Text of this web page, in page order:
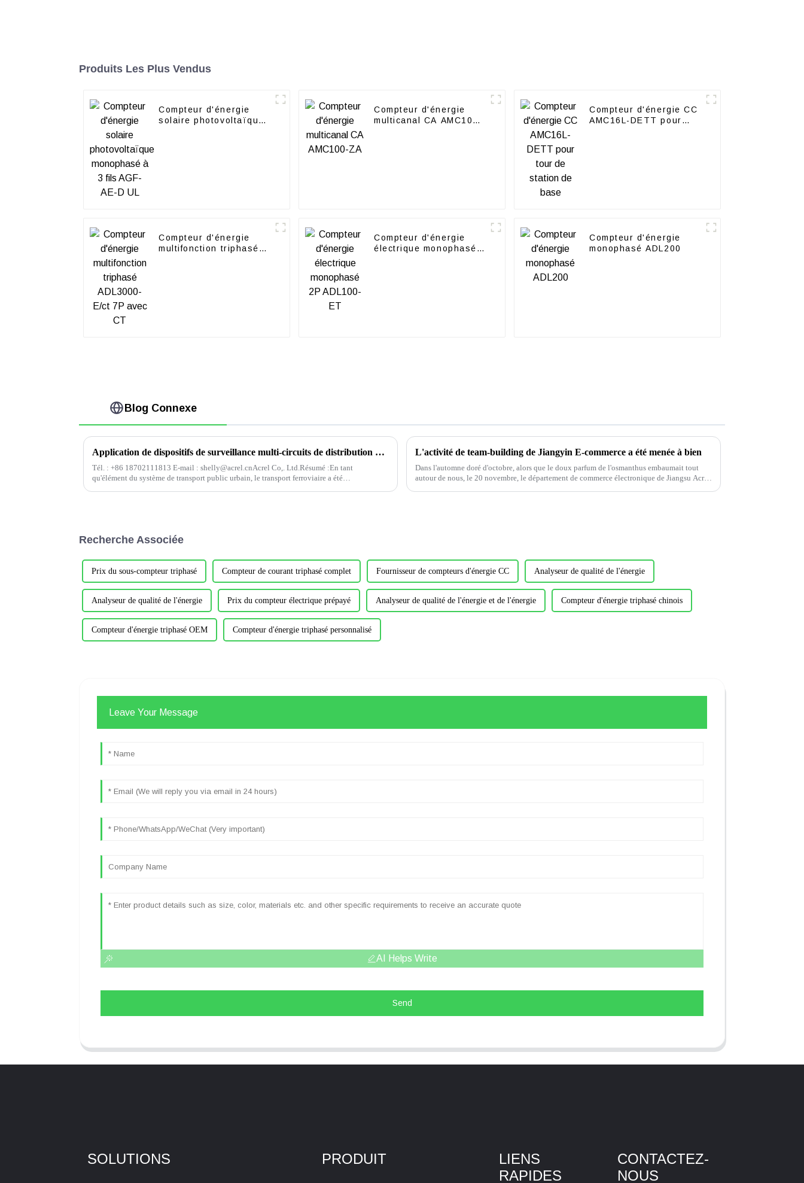
Produits Les Plus Vendus
Compteur d'énergie
solaire photovoltaïque
Compteur d'énergie
multicanal CA AMC100-
Compteur d'énergie CC
AMC16L-DETT pour
Compteur d'énergie
multifonction triphasé
Compteur d'énergie
électrique monophasé
Compteur d'énergie
monophasé ADL200
Blog Connexe
Application de dispositifs de surveillance multi-circuits de distribution d'énergie de précision dans les projets de transport ferroviaire
Tél. : +86 18702111813 E-mail : shelly@acrel.cnAcrel Co,. Ltd.Résumé :En tant
qu'élément du système de transport public urbain, le transport ferroviaire a été
L'activité de team-building de Jiangyin E-commerce a été menée à bien
Dans l'automne doré d'octobre, alors que le doux parfum de l'osmanthus embaumait tout
autour de nous, le 20 novembre, le département de commerce électronique de Jiangsu Acrel
Recherche Associée
Prix ​​du sous-compteur triphasé Compteur de courant triphasé complet Fournisseur de compteurs d'énergie CC Analyseur de qualité de l'énergie
Analyseur de qualité de l'énergie Prix ​​du compteur électrique prépayé Analyseur de qualité de l'énergie et de l'énergie Compteur d'énergie triphasé chinois
Compteur d'énergie triphasé OEM Compteur d'énergie triphasé personnalisé
Leave Your Message
AI Helps Write
Send
SOLUTIONS PRODUIT
LIENS
RAPIDES
CONTACTEZ-
NOUS